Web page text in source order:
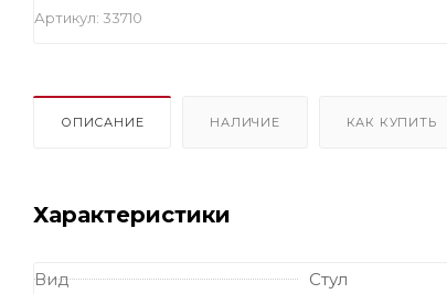
Артикул: 33710
ОПИСАНИЕ НАЛИЧИЕ КАК КУПИТЬ
Характеристики
Вид
Стул